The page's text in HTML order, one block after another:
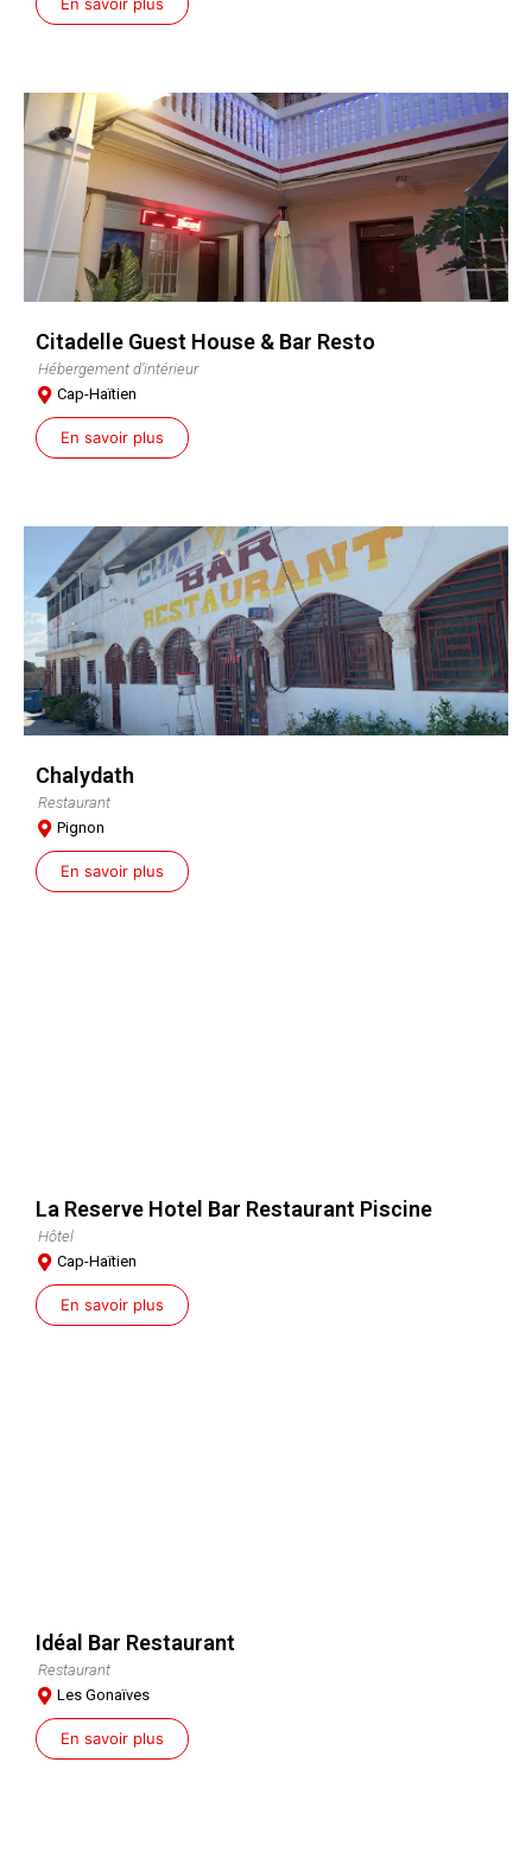
Citadelle Guest House & Bar Resto
Hébergement d’intérieur
Cap-Haïtien
En savoir plus
Chalydath
Restaurant
Pignon
En savoir plus
La Reserve Hotel Bar Restaurant Piscine
Hôtel
Cap-Haïtien
En savoir plus
Idéal Bar Restaurant
Restaurant
Les Gonaïves
En savoir plus